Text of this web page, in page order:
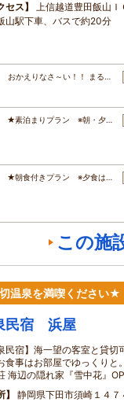
セス
上信越道豊田飯山
山駅下車、バスで約20分
おかえりなさ～い！！ まる…
★素泊まりプラン ※朝・夕…
★朝食付きプラン ※夕食は…
この施
温泉を満喫ください★
民宿 浜屋
民宿】海一望の客室と貸
食事はお部屋でゆっくり
海辺の隠れ家『雪中花』
静岡県下田市須崎１４７